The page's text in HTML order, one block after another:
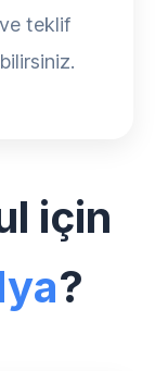
teklif
için
?